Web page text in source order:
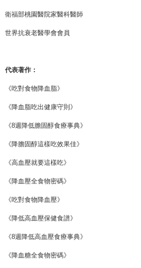
衛福部桃園醫院家醫科醫師
世界抗衰老醫學會會員
代表著作：
《吃對食物降血脂》
《降血脂吃出健康守則》
《8週降低膽固醇食療事典》
《降膽固醇這樣吃效果佳》
《高血壓就要這樣吃》
《降血壓全食物密碼》
《吃對食物降血壓》
《降低高血壓保健食譜》
《8週降低高血壓食療事典》
《降血糖全食物密碼》